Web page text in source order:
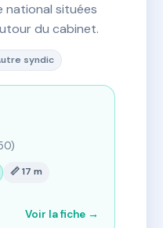
situées
du cabinet.
syndic
📏 17 m
Voir la fiche →